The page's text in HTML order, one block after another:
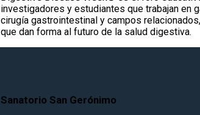
investigadores y estudiantes que trabajan en
cirugía gastrointestinal y campos
que dan forma al futuro de la salud digestiva.
Sanatorio San Gerónimo